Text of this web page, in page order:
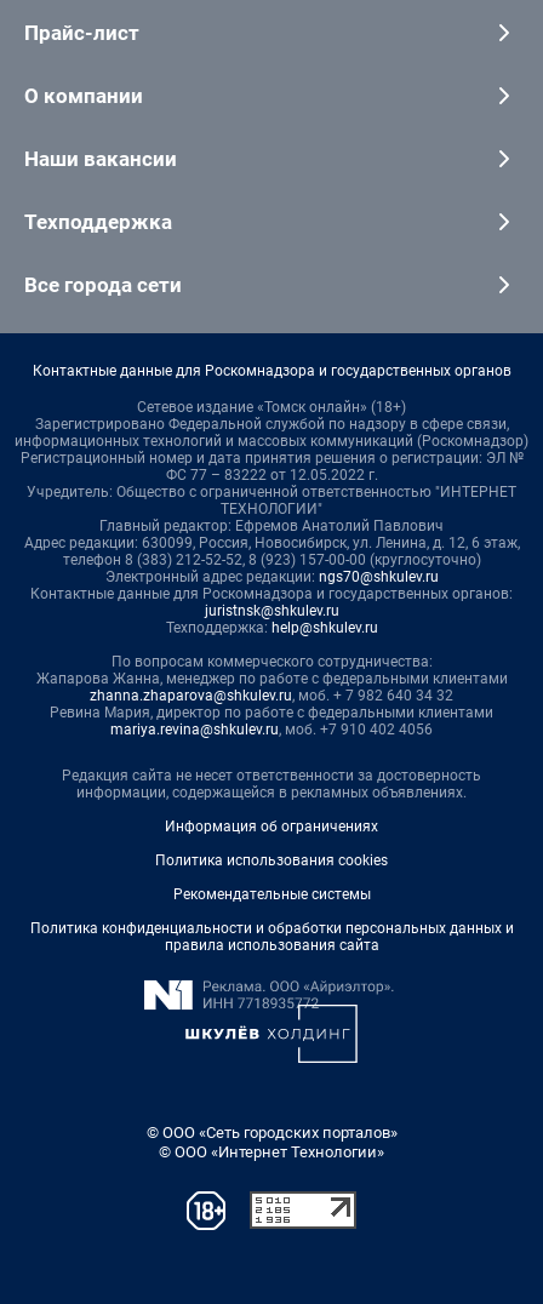
Прайс-лист
О компании
Наши вакансии
Техподдержка
Все города сети
Контактные данные для Роскомнадзора и государственных органов
Сетевое издание «Томск онлайн» (18+)
Зарегистрировано Федеральной службой по надзору в сфере связи,
информационных технологий и массовых коммуникаций (Роскомнадзор)
Регистрационный номер и дата принятия решения о регистрации: ЭЛ №
ФС 77 – 83222 от 12.05.2022 г.
Учредитель: Общество с ограниченной ответственностью "ИНТЕРНЕТ
ТЕХНОЛОГИИ"
Главный редактор: Ефремов Анатолий Павлович
Адрес редакции: 630099, Россия, Новосибирск, ул. Ленина, д. 12, 6 этаж,
телефон 8 (383) 212-52-52, 8 (923) 157-00-00 (круглосуточно)
Электронный адрес редакции: ngs70@shkulev.ru
Контактные данные для Роскомнадзора и государственных органов:
juristnsk@shkulev.ru
Техподдержка: help@shkulev.ru
По вопросам коммерческого сотрудничества:
Жапарова Жанна, менеджер по работе с федеральными клиентами
zhanna.zhaparova@shkulev.ru, моб. + 7 982 640 34 32
Ревина Мария, директор по работе с федеральными клиентами
mariya.revina@shkulev.ru, моб. +7 910 402 4056
Редакция сайта не несет ответственности за достоверность
информации, содержащейся в рекламных объявлениях.
Информация об ограничениях
Политика использования cookies
Рекомендательные системы
Политика конфиденциальности и обработки персональных данных и
правила использования сайта
© ООО «Сеть городских порталов»
© ООО «Интернет Технологии»